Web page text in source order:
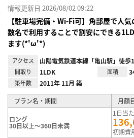
情報更新日 2026/08/02 09:22
【駐車場完備・Wi-Fi可】角部屋で人
数名で利用することで割安にできる
ます(*'ω'*)
アクセス 山陽電気鉄道本線「亀山駅」徒歩
間取り 1LDK 面積
築年数 2011年 11月 築
プラン名・期間 月額
ロング
30日以上～360日未満
1日当
初期費